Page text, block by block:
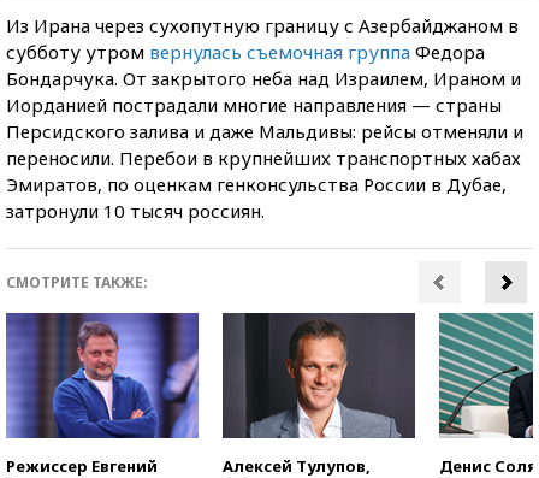
Из Ирана через сухопутную границу с Азербайджаном в
субботу утром вернулась съемочная группа Федора
Бондарчука. От закрытого неба над Израилем, Ираном и
Иорданией пострадали многие направления — страны
Персидского залива и даже Мальдивы: рейсы отменяли и
переносили. Перебои в крупнейших транспортных хабах
Эмиратов, по оценкам генконсульства России в Дубае,
затронули 10 тысяч россиян.
СМОТРИТЕ ТАКЖЕ:
Режиссер Евгений
Алексей Тулупов,
Денис